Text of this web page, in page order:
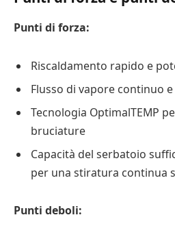
Punti di forza:
Riscaldamento rapido e
Flusso di vapore continuo
Tecnologia OptimalTEMP
bruciature
Capacità del serbatoio
per una stiratura continua
Punti deboli: